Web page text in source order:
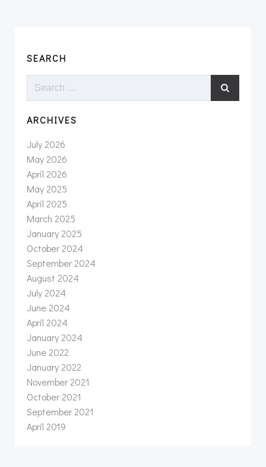
SEARCH
Search
ARCHIVES
July 2026
May 2026
April 2026
May 2025
April 2025
March 2025
January 2025
October 2024
September 2024
August 2024
July 2024
June 2024
April 2024
January 2024
June 2022
January 2022
November 2021
October 2021
September 2021
April 2019